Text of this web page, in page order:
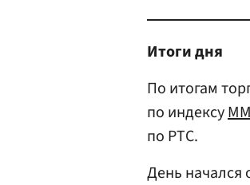
Итоги дня
По итогам
по индексу
по РТС.
День начался